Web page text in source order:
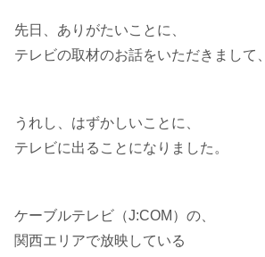
先日、ありがたいことに、
テレビの取材のお話をいただきまして、
うれし、はずかしいことに、
テレビに出ることになりました。
ケーブルテレビ（J:COM）の、
関西エリアで放映している